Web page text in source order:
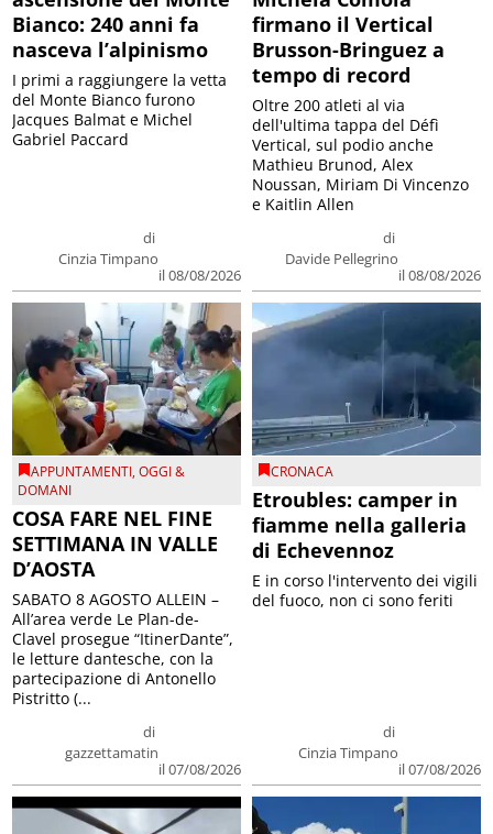
Bianco: 240 anni fa
nasceva l’alpinismo
di
Cinzia Timpano
il 08/08/2026
I primi a raggiungere la vetta
del Monte Bianco furono
Jacques Balmat e Michel
Gabriel Paccard
firmano il Vertical
Brusson-Bringuez a
tempo di record
di
Davide Pellegrino
il 08/08/2026
Oltre 200 atleti al via
dell'ultima tappa del Défì
Vertical, sul podio anche
Mathieu Brunod, Alex
Noussan, Miriam Di Vincenzo
e Kaitlin Allen
APPUNTAMENTI,OGGI &
DOMANI
COSA FARE NEL FINE
SETTIMANA IN VALLE
D’AOSTA
di
gazzettamatin
il 07/08/2026
SABATO 8 AGOSTO ALLEIN –
All’area verde Le Plan-de-
Clavel prosegue “ItinerDante”,
le letture dantesche, con la
partecipazione di Antonello
Pistritto (...
CRONACA
Etroubles: camper in
fiamme nella galleria
di Echevennoz
di
Cinzia Timpano
il 07/08/2026
E in corso l'intervento dei vigili
del fuoco, non ci sono feriti